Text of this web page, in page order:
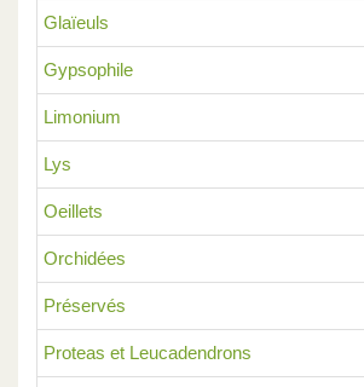
Glaïeuls
Gypsophile
Limonium
Lys
Oeillets
Orchidées
Préservés
Proteas et Leucadendrons